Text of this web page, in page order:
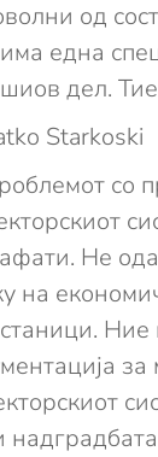
од
една
дел.
со
Не
на